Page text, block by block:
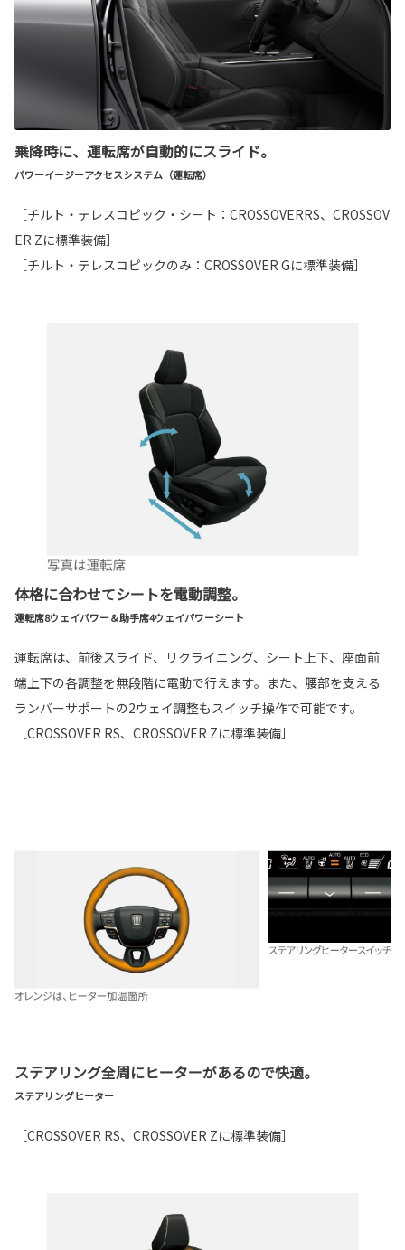
乗降時に、運転席が自動的にスライド。
パワーイージーアクセスシステム（運転席）
［チルト・テレスコピック・シート：CROSSOVERRS、CROSSOV
ER Zに標準装備］
［チルト・テレスコピックのみ：CROSSOVER Gに標準装備］
体格に合わせてシートを電動調整。
運転席8ウェイパワー＆助手席4ウェイパワーシート
運転席は、前後スライド、リクライニング、シート上下、座面前
端上下の各調整を無段階に電動で行えます。また、腰部を支える
ランバーサポートの2ウェイ調整もスイッチ操作で可能です。
［CROSSOVER RS、CROSSOVER Zに標準装備］
ステアリング全周にヒーターがあるので快適。
ステアリングヒーター
［CROSSOVER RS、CROSSOVER Zに標準装備］